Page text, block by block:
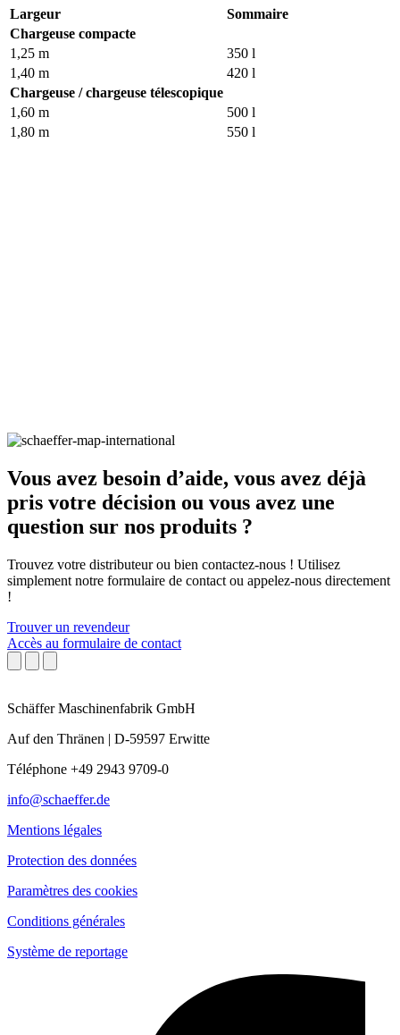
Largeur
Sommaire
Chargeuse compacte
1,25 m
350 l
1,40 m
420 l
Chargeuse / chargeuse télescopique
1,60 m
500 l
1,80 m
550 l
Vous avez besoin d’aide, vous avez déjà
pris votre décision ou vous avez une
question sur nos produits ?
Trouvez votre distributeur ou bien contactez-nous ! Utilisez
simplement notre formulaire de contact ou appelez-nous directement
!
Trouver un revendeur
Accès au formulaire de contact
Schäffer Maschinenfabrik GmbH
Auf den Thränen | D-59597 Erwitte
Téléphone +49 2943 9709-0
info@schaeffer.de
Mentions légales
Protection des données
Paramètres des cookies
Conditions générales
Système de reportage